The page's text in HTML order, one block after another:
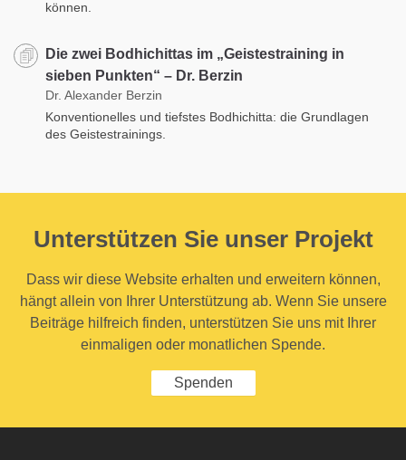
können.
Die zwei Bodhichittas im „Geistestraining in
sieben Punkten“ – Dr. Berzin
Dr. Alexander Berzin
Konventionelles und tiefstes Bodhichitta: die Grundlagen
des Geistestrainings.
Unterstützen Sie unser Projekt
Dass wir diese Website erhalten und erweitern können,
hängt allein von Ihrer Unterstützung ab. Wenn Sie unsere
Beiträge hilfreich finden, unterstützen Sie uns mit Ihrer
einmaligen oder monatlichen Spende.
Spenden